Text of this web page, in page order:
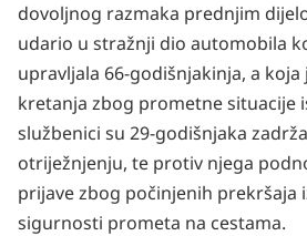
dovoljnog razmaka prednjim
udario u stražnji dio automobila
upravljala 66-godišnjakinja, a
kretanja zbog prometne situacije
službenici su 29-godišnjaka
otriježnjenju, te protiv njega
prijave zbog počinjenih prekršaja
sigurnosti prometa na cestama.